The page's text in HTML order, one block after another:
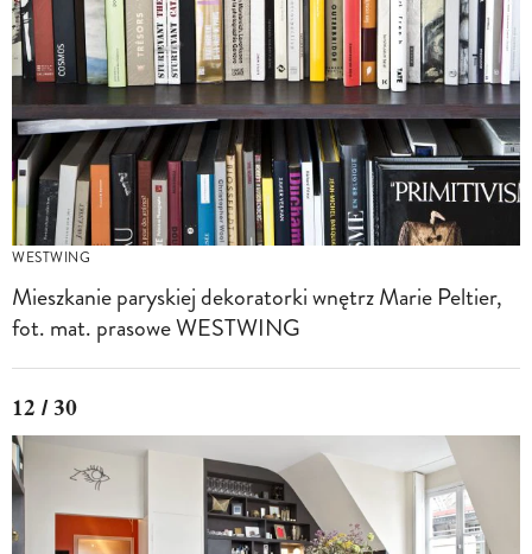
WESTWING
Mieszkanie paryskiej dekoratorki wnętrz Marie Peltier,
fot. mat. prasowe WESTWING
12 / 30